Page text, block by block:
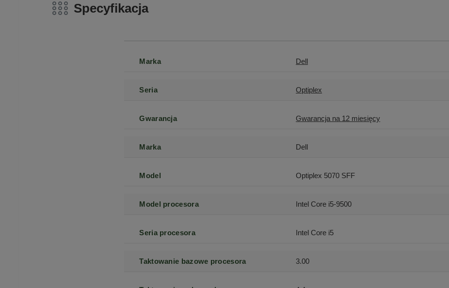
Specyfikacja
Marka Dell
Seria Optiplex
Gwarancja Gwarancja na 12 miesięcy
Marka Dell
Model Optiplex 5070 SFF
Model procesora Intel Core i5-9500
Seria procesora Intel Core i5
Taktowanie bazowe procesora 3.00